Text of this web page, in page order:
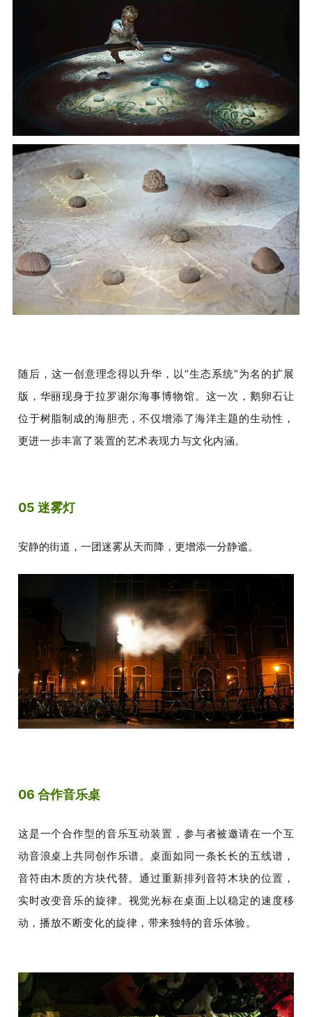
随后，这一创意理念得以升华，以“生态系统”为名的扩展
版，华丽现身于拉罗谢尔海事博物馆。 这一次，鹅卵石让
位于树脂制成的海胆壳，不仅增添了海洋主题的生动性，
更进一步丰富了装置的艺术表现力与文化内涵。
05 迷雾灯
安静的街道，一团迷雾从天而降，更增添一分静谧。
06 合作音乐桌
这是一个合作型的音乐互动装置，参与者被邀请在一个互
动音浪桌上共同创作乐谱。桌面如同一条长长的五线谱，
音符由木质的方块代替。通过重新排列音符木块的位置，
实时改变音乐的旋律。 视觉光标在桌面上以稳定的速度移
动，播放不断变化的旋律，带来独特的音乐体验。